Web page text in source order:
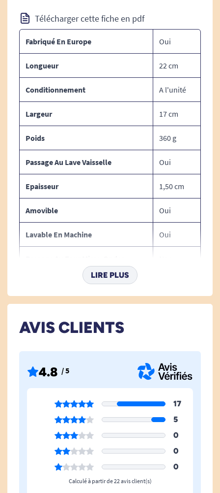
Télécharger cette fiche en pdf
Fabriqué En Europe Oui
Longueur 22 cm
Conditionnement A l'unité
Largeur 17 cm
Poids 360 g
Passage Au Lave Vaisselle Oui
Epaisseur 1,50 cm
Amovible Oui
Lavable En Machine Oui
Base Antiderapante
Resiste Aux Chocs Oui
Couper
Multifonction Oui
Oui
Oui
LIRE PLUS
AVIS CLIENTS
4.8 / 5
17
5
0
0
0
Calculé à partir de 22 avis client(s)